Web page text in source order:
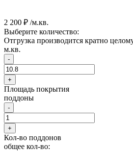
2 200 ₽ /м.кв.
Выберите количество:
Отгрузка производится кратно
м.кв.
-
+
Площадь покрытия
поддоны
-
+
Кол-во поддонов
общее кол-во: